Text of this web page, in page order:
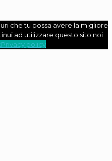
che tu possa avere la migliore
ad utilizzare questo sito noi
Privacy policy